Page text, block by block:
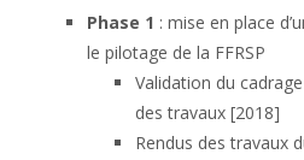
Phase 1 : mise en place
le pilotage de la FFRSP
Validation du
des travaux [2018]
Rendus des travaux